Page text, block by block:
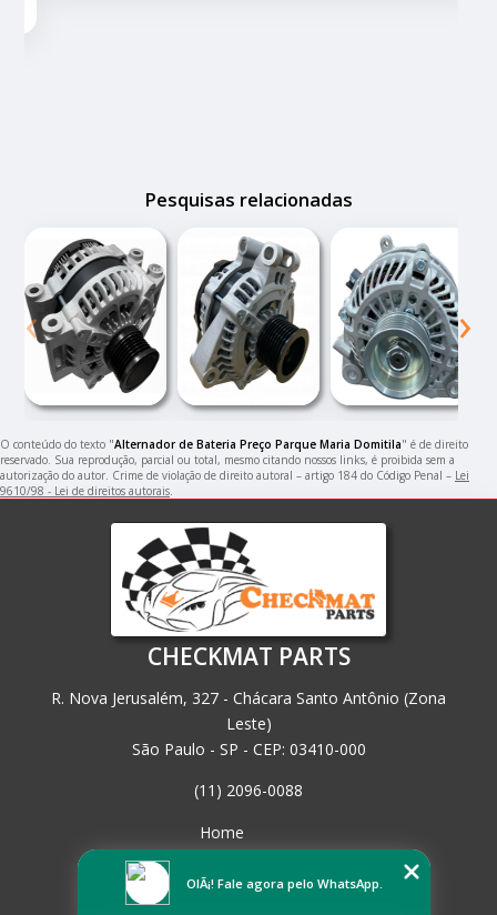
Pesquisas relacionadas
‹ ›
O conteúdo do texto "Alternador de Bateria Preço Parque Maria Domitila" é de direito
reservado. Sua reprodução, parcial ou total, mesmo citando nossos links, é proibida sem a
autorização do autor. Crime de violação de direito autoral – artigo 184 do Código Penal – Lei
9610/98 - Lei de direitos autorais.
CHECKMAT PARTS
R. Nova Jerusalém, 327 - Chácara Santo Antônio (Zona
Leste)
São Paulo - SP - CEP: 03410-000
(11) 2096-0088
Home
Missão
OlÃ¡! Fale agora pelo WhatsApp.